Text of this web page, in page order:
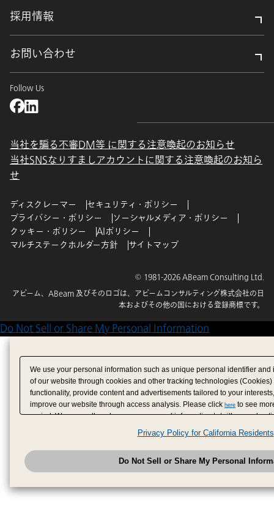
採用情報
お問い合わせ
Follow Us
当社を騙る不審DM等 に関する注意喚起のお知らせ
当社SNSなりすましアカウントに関する注意喚起のお知ら
せ
ディスクレーマー
セキュリティ・ポリシー
プライバシー・ポリシー
ソーシャルメディア・ポリシー
クッキー・ポリシー
AIポリシー
マルチステークホルダー方針
サイトマップ
© 1981-2026 ABeam Consulting Ltd.
アビーム、ABeam 及びそのロゴは、アビームコンサルティング株式会社の日
本およびその他の国における登録商標です。
Do Not Sell or Share My Personal Information
We use your personal information such as unique personal identifier
of our website through cookies and other tracking technologies
functionality, provide content and advertisements tailored to your
improve our website through access analysis. Please click here to see
period. We may sell or share your personal information to/with our
analytics service partners. These partners may combine the data shared
have provided to them or that they have collected from your use of their
analyze and optimize advertisements delivered to you by businesses
have the right to opt out of sale or share of your personal information by
to exercise your right. If we have detected an opt-out
honored.Change your sell or share preference
Privacy Policy for California Residents
Do Not Sell or Share My Personal